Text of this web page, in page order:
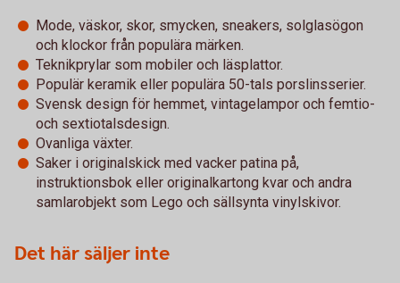
Mode, väskor, skor, smycken, sneakers, solglasögon
och klockor från populära märken.
Teknikprylar som mobiler och läsplattor.
Populär keramik eller populära 50-tals porslinsserier.
Svensk design för hemmet, vintagelampor och femtio-
och sextiotalsdesign.
Ovanliga växter.
Saker i originalskick med vacker patina på,
instruktionsbok eller originalkartong kvar och andra
samlarobjekt som Lego och sällsynta vinylskivor.
Det här säljer inte